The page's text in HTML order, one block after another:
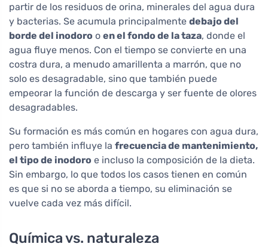
partir de los residuos de orina, minerales del agua dura
y bacterias. Se acumula principalmente debajo del
borde del inodoro o en el fondo de la taza, donde el
agua fluye menos. Con el tiempo se convierte en una
costra dura, a menudo amarillenta a marrón, que no
solo es desagradable, sino que también puede
empeorar la función de descarga y ser fuente de olores
desagradables.
Su formación es más común en hogares con agua dura,
pero también influye la frecuencia de mantenimiento,
el tipo de inodoro e incluso la composición de la dieta.
Sin embargo, lo que todos los casos tienen en común
es que si no se aborda a tiempo, su eliminación se
vuelve cada vez más difícil.
Química vs. naturaleza